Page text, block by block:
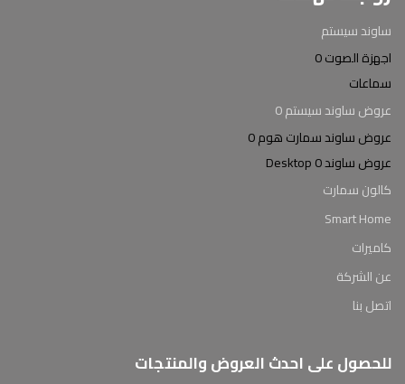
ساوند سيستم
اجهزة الصوت 0
سماعات
عروض ساوند سيستم 0
عروض ساوند سمارت هوم 0
عروض ساوند Desktop 0
كالون سمارت
Smart Home
كاميرات
عن الشركة
اتصل بنا
للحصول على احدث العروض والمنتجات